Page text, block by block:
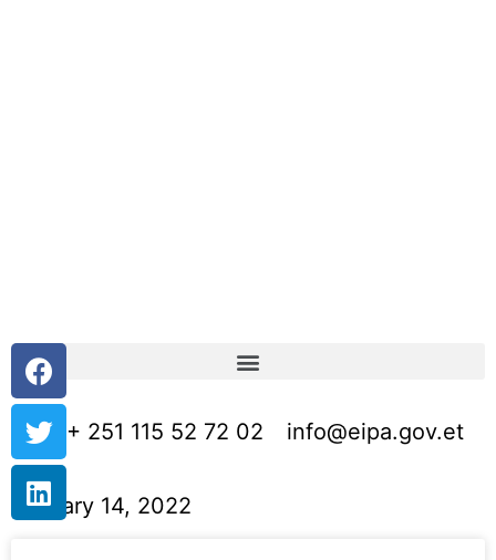
+ 251 115 52 72 02 info@eipa.gov.et
January 14, 2022